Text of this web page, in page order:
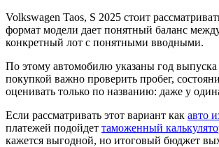
Volkswagen Taos, S 2025 стоит
формат модели дает понятный баланс
конкретный лот с понятными вводными.
По этому автомобилю указаны год
покупкой важно проверить пробег,
оценивать только по названию: даже у
Если рассматривать этот вариант как авто
платежей подойдет таможенный
кажется выгодной, но итоговый бюджет